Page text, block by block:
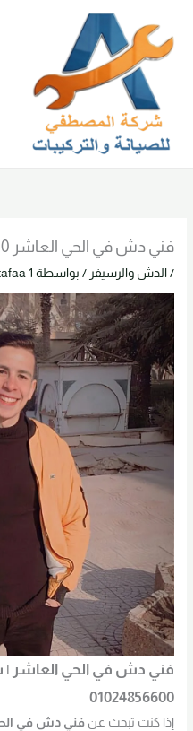
المحتوى
فني دش في الحي العاشر 01024856600
/الدش والرسيفر / بواسطة 1
فني دش في الحي العاشر
01024856600
إذا كنت تبحث عنفني دش في